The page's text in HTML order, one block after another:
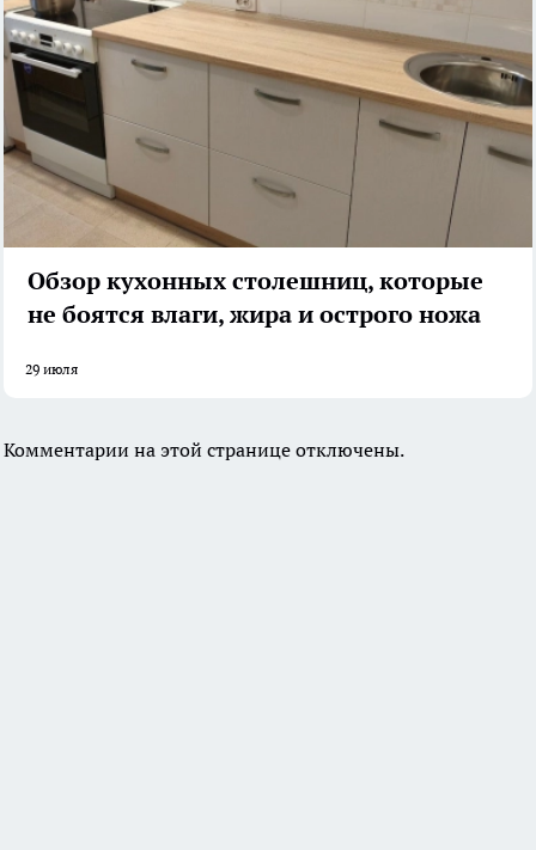
Обзор кухонных столешниц, которые
не боятся влаги, жира и острого ножа
29 июля
Комментарии на этой странице отключены.